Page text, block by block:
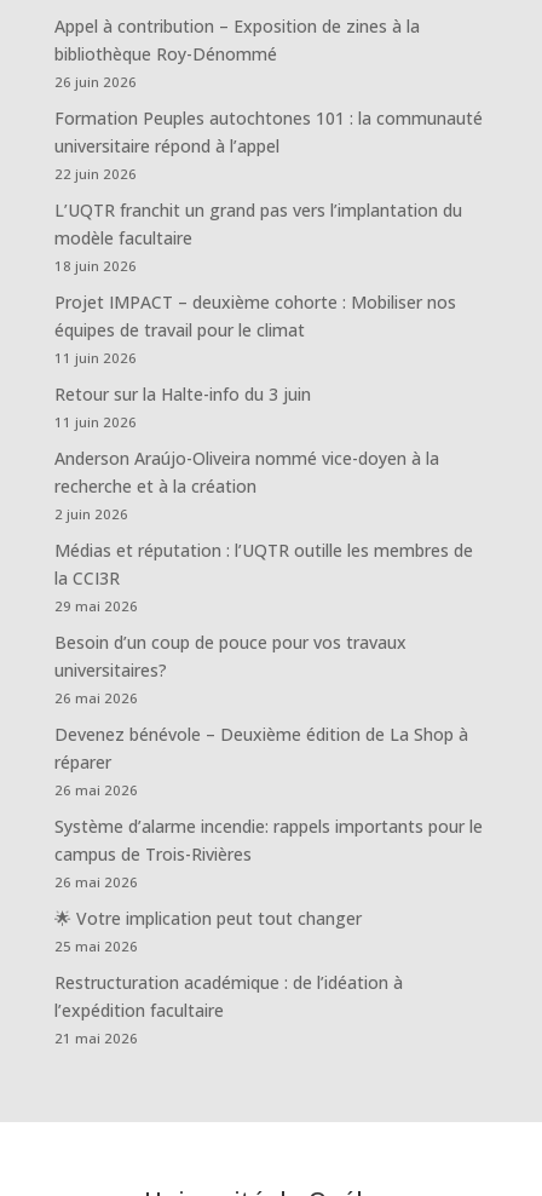
Appel à contribution – Exposition de zines à la
bibliothèque Roy-Dénommé
26 juin 2026
Formation Peuples autochtones 101 : la communauté
universitaire répond à l’appel
22 juin 2026
L’UQTR franchit un grand pas vers l’implantation du
modèle facultaire
18 juin 2026
Projet IMPACT – deuxième cohorte : Mobiliser nos
équipes de travail pour le climat
11 juin 2026
Retour sur la Halte-info du 3 juin
11 juin 2026
Anderson Araújo-Oliveira nommé vice-doyen à la
recherche et à la création
2 juin 2026
Médias et réputation : l’UQTR outille les membres de
la CCI3R
29 mai 2026
Besoin d’un coup de pouce pour vos travaux
universitaires?
26 mai 2026
Devenez bénévole – Deuxième édition de La Shop à
réparer
26 mai 2026
Système d’alarme incendie: rappels importants pour le
campus de Trois-Rivières
26 mai 2026
🌟 Votre implication peut tout changer
25 mai 2026
Restructuration académique : de l’idéation à
l’expédition facultaire
21 mai 2026